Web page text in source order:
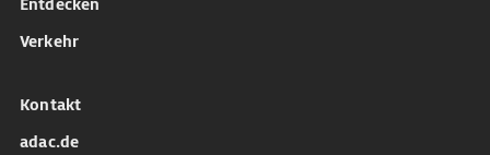
Entdecken
Verkehr
Kontakt
adac.de